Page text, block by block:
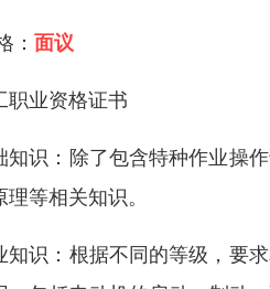
： 面议
职业资格证书
知识：除了包含特种作业操
理等相关知识。
知识：根据不同的等级，要